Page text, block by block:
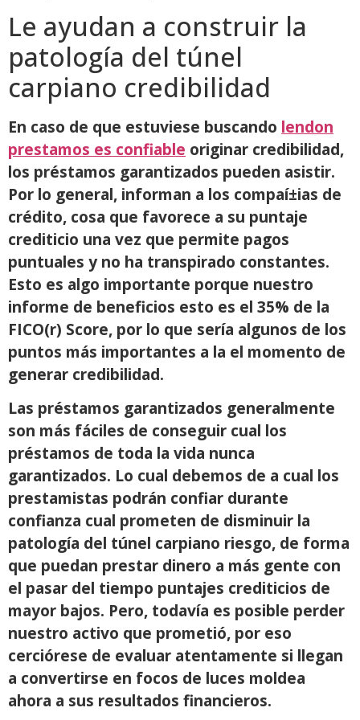
Le ayudan a construir la
patologí­a del túnel
carpiano credibilidad
En caso de que estuviese buscando lendon
prestamos es confiable originar credibilidad,
los préstamos garantizados pueden asistir.
Por lo general, informan a los compaí±ias de
crédito, cosa que favorece a su puntaje
crediticio una vez que permite pagos
puntuales y no ha transpirado constantes.
Esto es algo importante porque nuestro
informe de beneficios esto es el 35% de la
FICO(r) Score, por lo que serí­a algunos de los
puntos más importantes a la el momento de
generar credibilidad.
Las préstamos garantizados generalmente
son más fáciles de conseguir cual los
préstamos de toda la vida nunca
garantizados. Lo cual debemos de a cual los
prestamistas podrán confiar durante
confianza cual prometen de disminuir la
patologí­a del túnel carpiano riesgo, de forma
que puedan prestar dinero a más gente con
el pasar del tiempo puntajes crediticios de
mayor bajos. Pero, todavía es posible perder
nuestro activo que prometió, por eso
cerciórese de evaluar atentamente si llegan
a convertirse en focos de luces moldea
ahora a sus resultados financieros.